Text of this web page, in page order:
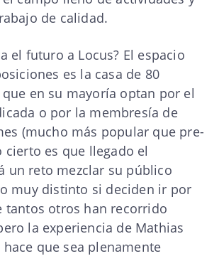
de calidad.
el futuro a Locus? El espacio
es la casa de 80
en su mayoría optan por el
o por la membresía de
(mucho más popular que pre-
cierto es que llegado el
un reto mezclar su público
muy distinto si deciden ir por
tantos otros han recorrido
la experiencia de Mathias
que sea plenamente